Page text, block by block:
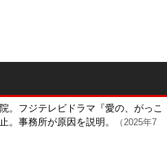
。フジテレビドラマ『愛の、がっこ
。事務所が原因を説明。
（2025年7